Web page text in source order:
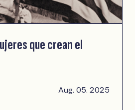
que crean el
Aug. 05. 2025